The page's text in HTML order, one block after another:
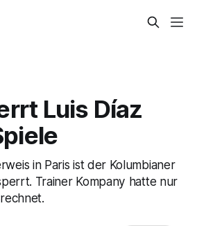
Luis Díaz
in Paris ist der Kolumbianer
Trainer Kompany hatte nur